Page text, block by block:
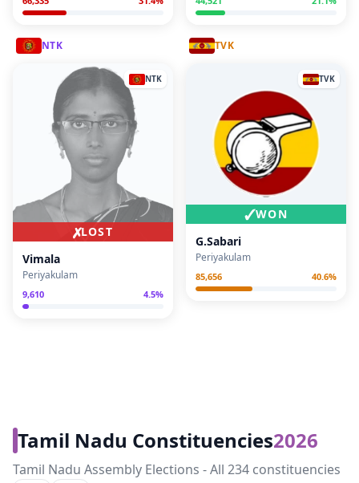
NTK
✗LOST
NTK
Vimala
Periyakulam
9,610 4.5%
TVK
✓WON
TVK
G.Sabari
Periyakulam
85,656 40.6%
Tamil Nadu Constituencies2026
Tamil Nadu Assembly Elections - All 234 constituencies